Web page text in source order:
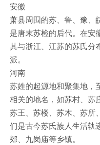
安徽
萧县周围的苏、鲁、豫、
是唐末苏检的后代。在安
其与浙江、江苏的苏氏分
派。
河南
苏姓的起源地和聚集地，
相关的地名，如苏村、苏
苏王、苏楼、苏木、苏所
们是古今苏氏族人生活轨
郊、九岗庙等乡镇。